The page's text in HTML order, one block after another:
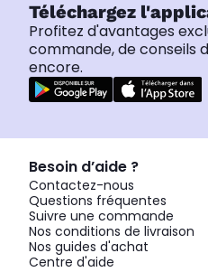
Téléchargez
Profitez d'avantages
commande, de conseils
encore.
Besoin d’aide ?
Contactez-nous
Questions fréquentes
Suivre une commande
Nos conditions de livraison
Nos guides d'achat
Centre d'aide